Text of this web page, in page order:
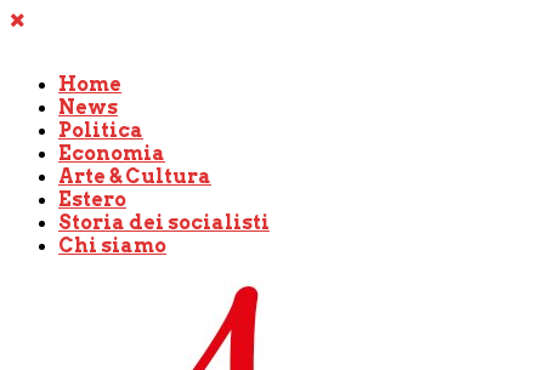
Home
News
Politica
Economia
Arte & Cultura
Estero
Storia dei socialisti
Chi siamo